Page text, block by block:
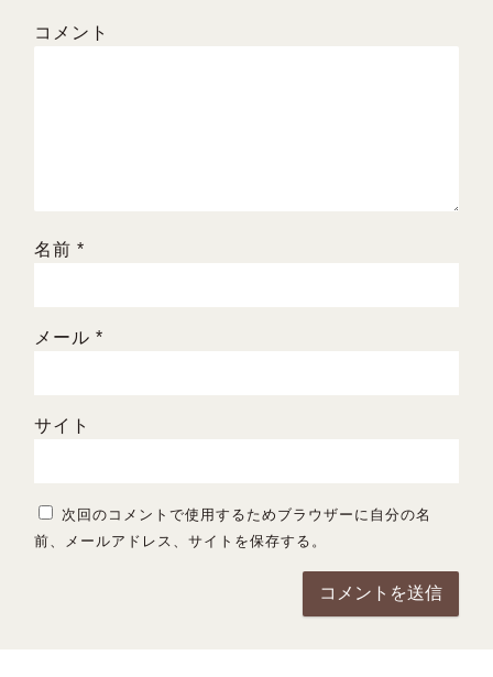
コメント
名前*
メール*
サイト
次回のコメントで使用するためブラウザーに自分の名
前、メールアドレス、サイトを保存する。